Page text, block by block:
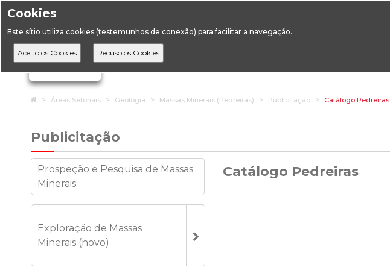
Cookies
Este sítio utiliza cookies (testemunhos de conexão) para facilitar a navegação.
Ignorar links de navegação
HomeÁreas Setoriais Geologia Massas Minerais (Pedreiras) Publicitação Catálogo Pedreiras
Publicitação
Prospeção e Pesquisa de Massas
Minerais
Exploração de Massas
Minerais (novo)
Catálogo Pedreiras